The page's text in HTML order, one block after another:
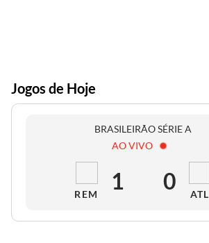
Jogos de Hoje
BRASILEIRÃO SÉRIE A
AO VIVO
REM 1 0 ATL